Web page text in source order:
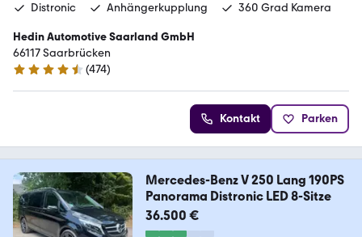
Distronic
Anhängerkupplung 360 Grad Kamera
Hedin Automotive Saarland GmbH
66117 Saarbrücken
4.3 Sterne
(474)
Kontakt Parken
Mercedes-Benz V 250 Lang 190PS
Panorama Distronic LED 8-Sitze
36.500 €